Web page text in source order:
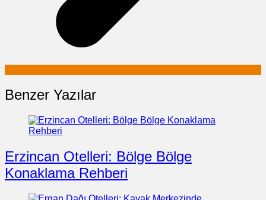
Benzer Yazılar
Erzincan Otelleri: Bölge Bölge
Konaklama Rehberi